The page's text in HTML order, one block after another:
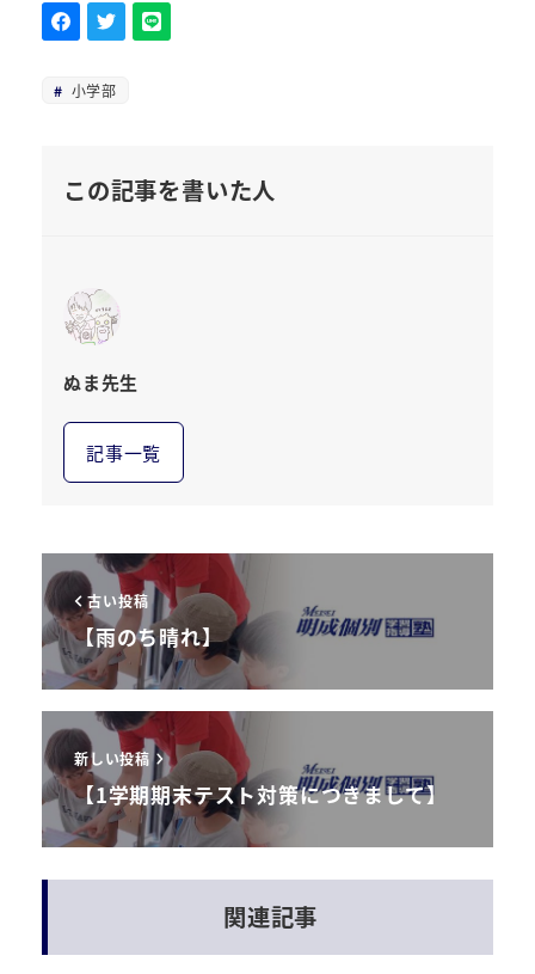
小学部
この記事を書いた人
ぬま先生
記事一覧
古い投稿
【雨のち晴れ】
新しい投稿
【1学期期末テスト対策につきまして】
関連記事